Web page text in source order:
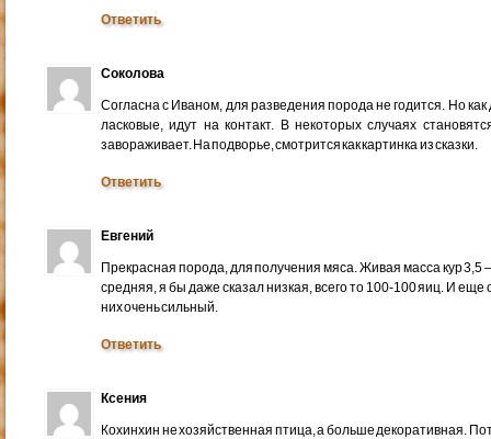
Ответить
Соколова
Согласна с Иваном, для разведения порода не годится. Но
ласковые, идут на контакт. В некоторых случаях
завораживает. На подворье, смотрится как картинка из сказки.
Ответить
Евгений
Прекрасная порода, для получения мяса. Живая масса кур 3,5 —
средняя, я бы даже сказал низкая, всего то 100-100 яиц. И
них очень сильный.
Ответить
Ксения
Кохинхин не хозяйственная птица, а больше декоративная.